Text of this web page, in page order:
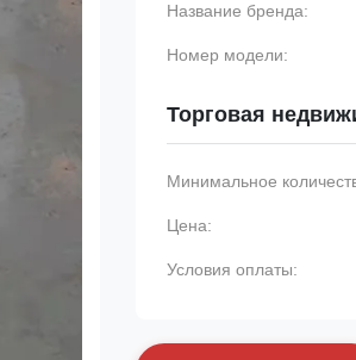
Название бренда:
Номер модели:
Торговая
Минимальное
Цена:
Условия оплаты: